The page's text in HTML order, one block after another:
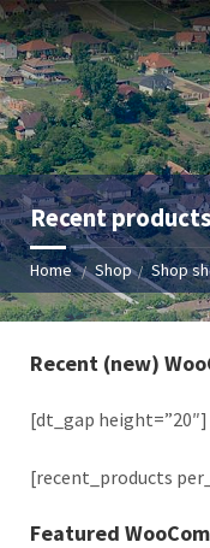
Recent
Home Shop Shop
Recent (new)
[dt_gap height=”20″]
[recent_products
Featured